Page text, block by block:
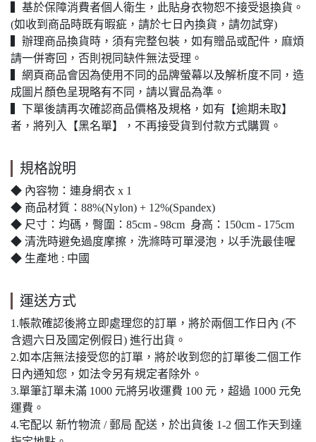
▍基於保障消費者個人衛生，此貼身衣物恕不接受退換貨。
(如收到商品時既有暇疵，請於七日內換貨，請勿試穿)
▍辦理商品換貨時，須有完整包裝，如有贈品或配件，麻煩
請一併寄回，否則視同缺件無法受理。
▍網頁商品會因為使用不同的品牌螢幕以及解析度不同，造
成圖片顏色呈現略有不同，請以實品為準。
▍下單後請再次確認商品價格及規格，如有【逾期未取】
者，將列入【黑名單】，不再接受貨到付款方式購買。
規格說明
◆ 內容物：連身網衣 x 1
◆ 商品材質：88%(Nylon) + 12%(Spandex)
◆ 尺寸：均碼，臀圍：85cm - 98cm 身高：150cm - 175cm
◆ 清洗時避免過度摩擦，洗滌時可單浸泡，以手洗最佳喔
◆ 生產地 : 中國
運送方式
1.帳款確認後將立即處理您的訂單，將於兩個工作日內 (不
含週六日及國定例假日) 進行出貨。
2.如本店無法接受您的訂單，將於收到您的訂單後二個工作
日內通知您，如法令另有規定者除外。
3.單筆訂單未滿 1000 元將另收運費 100 元，超過 1000 元免
運費。
4.宅配以 新竹物流 / 郵局 配送，於出貨後 1-2 個工作天到達